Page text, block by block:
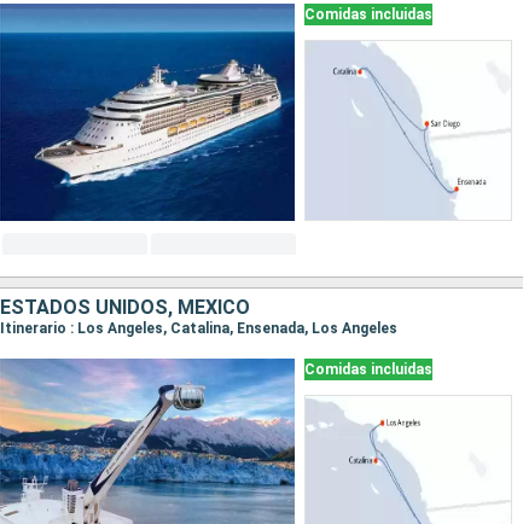
Comidas incluidas
ESTADOS UNIDOS, MÉXICO
Itinerario : Los Angeles, Catalina, Ensenada, Los Angeles
Comidas incluidas